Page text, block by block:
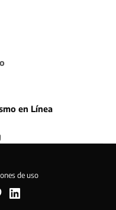
en Línea
de uso
Linkedin